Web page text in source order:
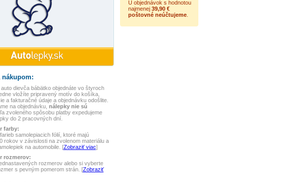
nákupom:
auto dievča bábätkoobjednáte vo štyroch
vložíte pripravený motív do košíka,
a fakturačné údaje a objednávku odošlite.
na objednávku, nálepky nie sú
zvoleného spôsobu platby expedujeme
do 2 pracovných dní.
farby:
samolepiacich fólií, ktoré majú
rokov v závislosti na zvolenom materiálu a
na automobile. [Zobraziť viac]
rozmerov:
rozmerov alebo si vyberte
s pevným pomerom strán. [Zobraziť
U objednávok s hodnotou
najmenej 39,90 €
poštovné neúčtujeme.